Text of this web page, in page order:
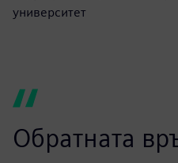
страхотната
учебна
до софтуер и